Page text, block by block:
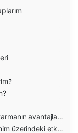
avantajları nelerdir?
etkisi nedir?